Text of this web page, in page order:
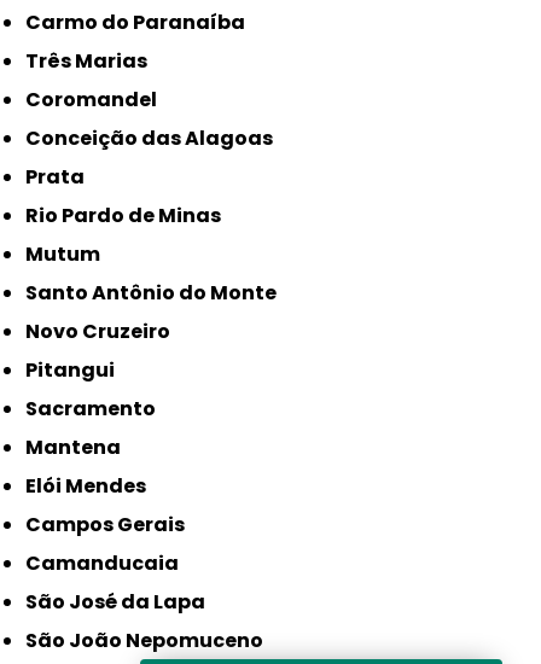
Carmo do Paranaíba
Três Marias
Coromandel
Conceição das Alagoas
Prata
Rio Pardo de Minas
Mutum
Santo Antônio do Monte
Novo Cruzeiro
Pitangui
Sacramento
Mantena
Elói Mendes
Campos Gerais
Camanducaia
São José da Lapa
São João Nepomuceno